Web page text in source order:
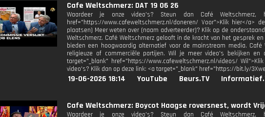
Cafe Weltschmerz: DAT 19 06 26
Waardeer je onze video's? Steun dan Café
href="https://www.cafeweltschmerz.nl/doneren/ Voor">Klik hier</
plaatsen) Meer weten over (naam adverteerder)? Klik op de
Weltschmerz. Café Weltschmerz gelooft in de kracht van het gesprek
bieden een hoogwaardig alternatief voor de mainstream media.
religieuze of commerciële partijen. Wil je meer video's bekijken
target="_blank" href="https://www.cafeweltschmerz.nl/videos/
video's? Klik dan op deze link: <a target="_blank" href="https://bit.ly/
19-06-2026 18:14 YouTube Beurs.TV
Cafe Weltschmerz: Boycot Haagse roversnest, wordt
Waardeer je onze video's? Steun dan Café